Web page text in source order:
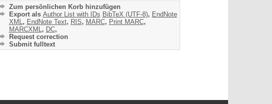
Zum persönlichen Korb hinzufügen
Export als Author List with IDs BibTeX (UTF-8), EndNote
XML , EndNote Text, RIS, MARC, Print MARC,
MARCXML , DC,
Request correction
Submit fulltext